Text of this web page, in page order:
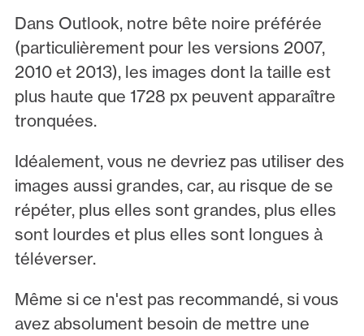
Dans Outlook, notre bête noire préférée
(particulièrement pour les versions 2007,
2010 et 2013), les images dont la taille est
plus haute que 1728 px peuvent apparaître
tronquées.
Idéalement, vous ne devriez pas utiliser des
images aussi grandes, car, au risque de se
répéter, plus elles sont grandes, plus elles
sont lourdes et plus elles sont longues à
téléverser.
Même si ce n'est pas recommandé, si vous
avez absolument besoin de mettre une